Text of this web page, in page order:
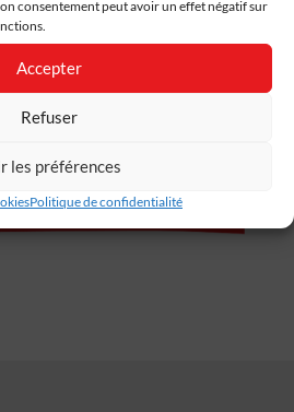
consentement peut avoir un effet négatif sur
Accepter
Refuser
les préférences
Politique de confidentialité
20. Les maux et les choses.
de la
Pratiques cliniques et dispositifs
Dunod, 2022.